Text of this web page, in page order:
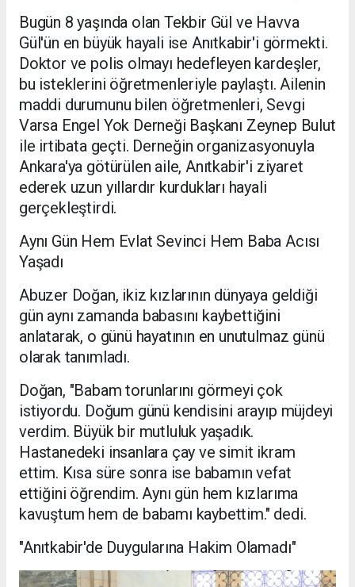
Bugün 8 yaşında olan Tekbir Gül ve Havva
Gül'ün en büyük hayali ise Anıtkabir'i görmekti.
Doktor ve polis olmayı hedefleyen kardeşler,
bu isteklerini öğretmenleriyle paylaştı. Ailenin
maddi durumunu bilen öğretmenleri, Sevgi
Varsa Engel Yok Derneği Başkanı Zeynep Bulut
ile irtibata geçti. Derneğin organizasyonuyla
Ankara'ya götürülen aile, Anıtkabir'i ziyaret
ederek uzun yıllardır kurdukları hayali
gerçekleştirdi.
Aynı Gün Hem Evlat Sevinci Hem Baba Acısı
Yaşadı
Abuzer Doğan, ikiz kızlarının dünyaya geldiği
gün aynı zamanda babasını kaybettiğini
anlatarak, o günü hayatının en unutulmaz günü
olarak tanımladı.
Doğan, "Babam torunlarını görmeyi çok
istiyordu. Doğum günü kendisini arayıp müjdeyi
verdim. Büyük bir mutluluk yaşadık.
Hastanedeki insanlara çay ve simit ikram
ettim. Kısa süre sonra ise babamın vefat
ettiğini öğrendim. Aynı gün hem kızlarıma
kavuştum hem de babamı kaybettim." dedi.
"Anıtkabir'de Duygularına Hakim Olamadı"